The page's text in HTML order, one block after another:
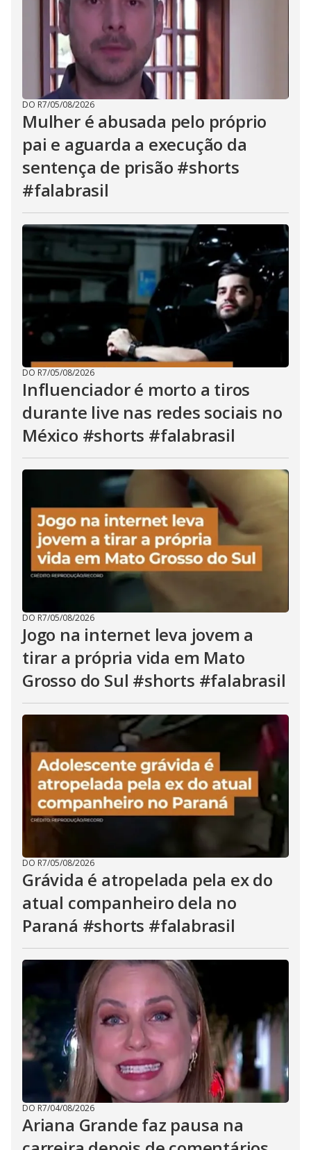
DO R7/05/08/2026
Mulher é abusada pelo próprio
pai e aguarda a execução da
sentença de prisão #shorts
#falabrasil
DO R7/05/08/2026
Influenciador é morto a tiros
durante live nas redes sociais no
México #shorts #falabrasil
DO R7/05/08/2026
Jogo na internet leva jovem a
tirar a própria vida em Mato
Grosso do Sul #shorts #falabrasil
DO R7/05/08/2026
Grávida é atropelada pela ex do
atual companheiro dela no
Paraná #shorts #falabrasil
DO R7/04/08/2026
Ariana Grande faz pausa na